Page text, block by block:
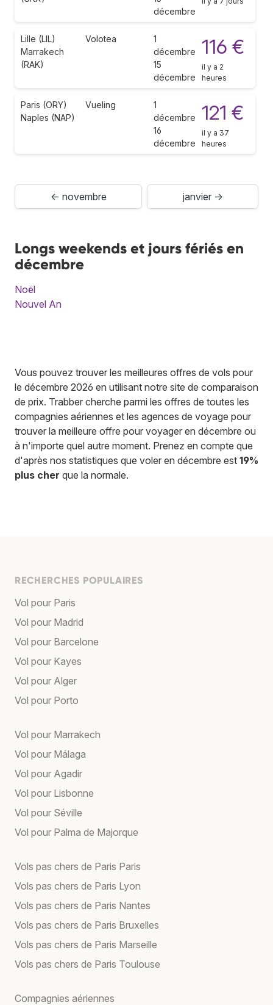
décembre
Lille (LIL)
Marrakech
(RAK)
Volotea
1
décembre
15
décembre
116 €
il y a 2
heures
Paris (ORY)
Naples (NAP)
Vueling
1
décembre
16
décembre
121 €
il y a 37
heures
← novembre janvier →
Longs weekends et jours fériés en
décembre
Noël
Nouvel An
Vous pouvez trouver les meilleures offres de vols pour
le décembre 2026 en utilisant notre site de comparaison
de prix. Trabber cherche parmi les offres de toutes les
compagnies aériennes et les agences de voyage pour
trouver la meilleure offre pour voyager en décembre ou
à n'importe quel autre moment. Prenez en compte que
d'après nos statistiques que voler en décembre est 19%
plus cher que la normale.
RECHERCHES POPULAIRES
Vol pour Paris
Vol pour Madrid
Vol pour Barcelone
Vol pour Kayes
Vol pour Alger
Vol pour Porto
Vol pour Marrakech
Vol pour Málaga
Vol pour Agadir
Vol pour Lisbonne
Vol pour Séville
Vol pour Palma de Majorque
Vols pas chers de Paris Paris
Vols pas chers de Paris Lyon
Vols pas chers de Paris Nantes
Vols pas chers de Paris Bruxelles
Vols pas chers de Paris Marseille
Vols pas chers de Paris Toulouse
Compagnies aériennes